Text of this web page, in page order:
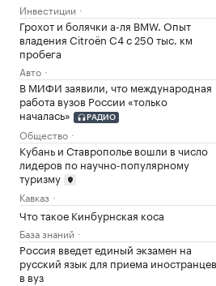
Инвестиции
Грохот и болячки а-ля BMW. Опыт
владения Citroёn C4 с 250 тыс. км
пробега
Авто
В МИФИ заявили, что международная
работа вузов России «только
началась»
РАДИО
Общество
Кубань и Ставрополье вошли в число
лидеров по научно-популярному
туризму
Кавказ
Что такое Кинбурнская коса
База знаний
Россия введет единый экзамен на
русский язык для приема иностранцев
в вуз